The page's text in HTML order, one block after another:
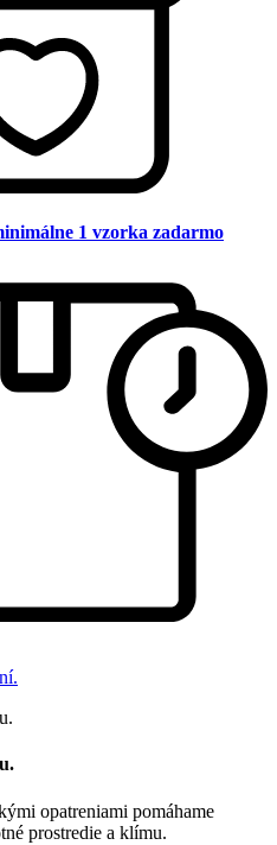
1 vzorka zadarmo
opatreniami pomáhame
prostredie a klímu.